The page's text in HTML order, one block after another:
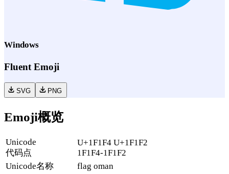
Windows
Fluent Emoji
SVG PNG
Emoji概览
Unicode
代码点
U+1F1F4 U+1F1F2
1F1F4-1F1F2
Unicode名称
flag oman